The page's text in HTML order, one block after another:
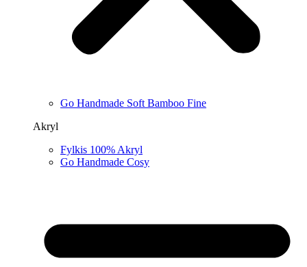
Go Handmade Soft Bamboo Fine
Akryl
Fylkis 100% Akryl
Go Handmade Cosy